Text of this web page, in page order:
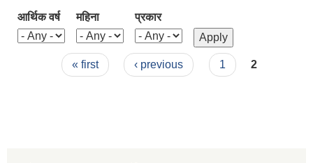
आर्थिक वर्ष महिना प्रकार
Pages« first ‹ previous 1 2